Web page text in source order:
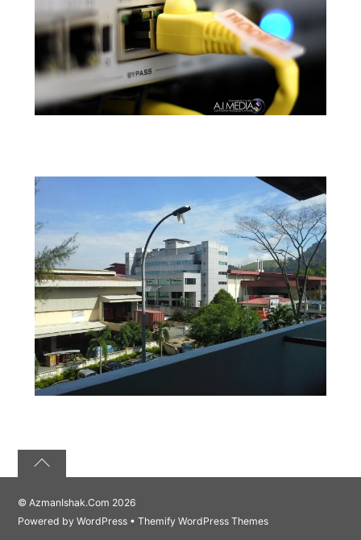
©AzmanIshak.Com 2026
Powered byWordPress •Themify WordPress Themes